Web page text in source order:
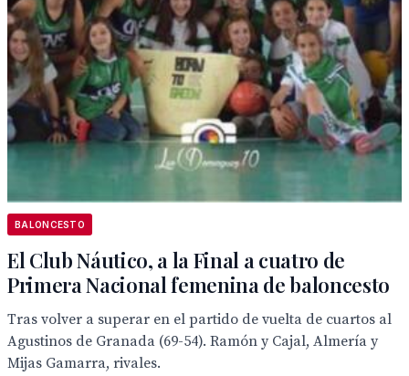
BALONCESTO
El Club Náutico, a la Final a cuatro de
Primera Nacional femenina de baloncesto
Tras volver a superar en el partido de vuelta de cuartos al
Agustinos de Granada (69-54). Ramón y Cajal, Almería y
Mijas Gamarra, rivales.